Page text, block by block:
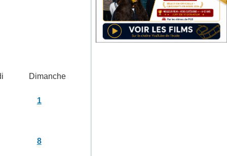
Dimanche
1
8